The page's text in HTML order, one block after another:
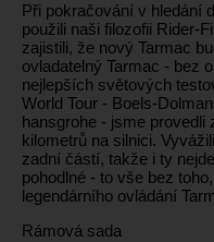
Při pokračování v hledání
použili naši filozofii Rider-
zajistili, že nový Tarmac
ovladatelný Tarmac - bez
nejlepších světových
World Tour - Boels-
hansgrohe - jsme provedli
kilometrů na silnici.
zadní částí, takže i ty
pohodlné - to vše bez
legendárního ovládání
Rámová sada